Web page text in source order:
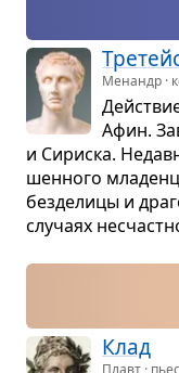
Менандр ·
Афин.
и Сириска.
шен­ного
без­де­лицы и
слу­чаях
Клад
Плавт ·